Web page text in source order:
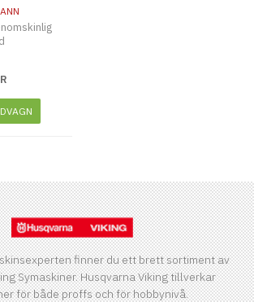
finner du ett brett sortiment av
Symaskiner. Husqvarna Viking tillverkar
för både proffs och för hobbynivå.